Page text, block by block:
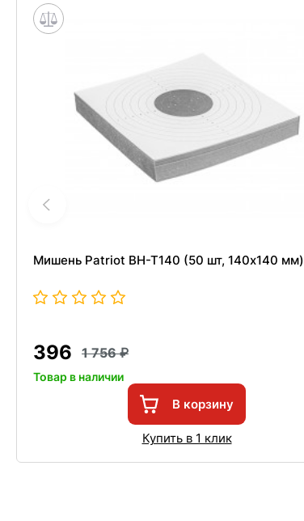
Мишень Patriot BH-T140 (50 шт, 140x140 мм)
396 1 756
Товар в наличии
В корзину
Купить в 1 клик